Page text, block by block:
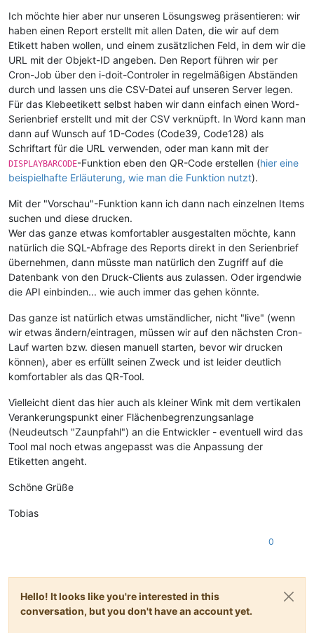
Ich möchte hier aber nur unseren Lösungsweg präsentieren: wir
haben einen Report erstellt mit allen Daten, die wir auf dem
Etikett haben wollen, und einem zusätzlichen Feld, in dem wir die
URL mit der Objekt-ID angeben. Den Report führen wir per
Cron-Job über den i-doit-Controler in regelmäßigen Abständen
durch und lassen uns die CSV-Datei auf unseren Server legen.
Für das Klebeetikett selbst haben wir dann einfach einen Word-
Serienbrief erstellt und mit der CSV verknüpft. In Word kann man
dann auf Wunsch auf 1D-Codes (Code39, Code128) als
Schriftart für die URL verwenden, oder man kann mit der
DISPLAYBARCODE-Funktion eben den QR-Code erstellen (hier eine
beispielhafte Erläuterung, wie man die Funktion nutzt).
Mit der "Vorschau"-Funktion kann ich dann nach einzelnen Items
suchen und diese drucken.
Wer das ganze etwas komfortabler ausgestalten möchte, kann
natürlich die SQL-Abfrage des Reports direkt in den Serienbrief
übernehmen, dann müsste man natürlich den Zugriff auf die
Datenbank von den Druck-Clients aus zulassen. Oder irgendwie
die API einbinden... wie auch immer das gehen könnte.
Das ganze ist natürlich etwas umständlicher, nicht "live" (wenn
wir etwas ändern/eintragen, müssen wir auf den nächsten Cron-
Lauf warten bzw. diesen manuell starten, bevor wir drucken
können), aber es erfüllt seinen Zweck und ist leider deutlich
komfortabler als das QR-Tool.
Vielleicht dient das hier auch als kleiner Wink mit dem vertikalen
Verankerungspunkt einer Flächenbegrenzungsanlage
(Neudeutsch "Zaunpfahl") an die Entwickler - eventuell wird das
Tool mal noch etwas angepasst was die Anpassung der
Etiketten angeht.
Schöne Grüße
Tobias
0
Hello! It looks like you're interested in this
conversation, but you don't have an account yet.